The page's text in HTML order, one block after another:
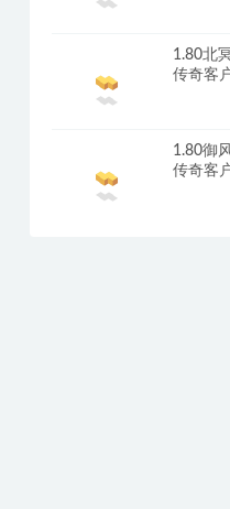
1.80北
传奇客
1.80御
传奇客